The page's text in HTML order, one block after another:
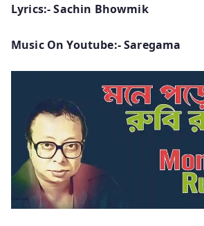
Lyrics:- Sachin Bhowmik
Music On Youtube:- Saregama